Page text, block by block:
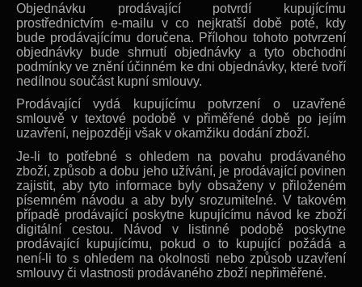
Objednávku prodávající potvrdí kupujícímu
prostřednictvím e-mailu v co nejkratší době poté, kdy
bude prodávajícímu doručena. Přílohou tohoto potvrzení
objednávky bude shrnutí objednávky a tyto obchodní
podmínky ve znění účinném ke dni objednávky, které tvoří
nedílnou součást kupní smlouvy.
Prodávající vydá kupujícímu potvrzení o uzavřené
smlouvě v textové podobě v přiměřené době po jejím
uzavření, nejpozději však v okamžiku dodání zboží.
Je-li to potřebné s ohledem na povahu prodávaného
zboží, způsob a dobu jeho užívání, je prodávající povinen
zajistit, aby tyto informace byly obsaženy v přiloženém
písemném návodu a aby byly srozumitelné. V takovém
případě prodávající poskytne kupujícímu návod ke zboží
digitální cestou. Návod v listinné podobě poskytne
prodávající kupujícímu, pokud o to kupující požádá a
není-li to s ohledem na okolnosti nebo způsob uzavření
smlouvy či vlastnosti prodávaného zboží nepřiměřené.